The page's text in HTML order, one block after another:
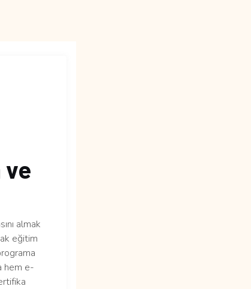
ve
almak
eğitim
hem e-